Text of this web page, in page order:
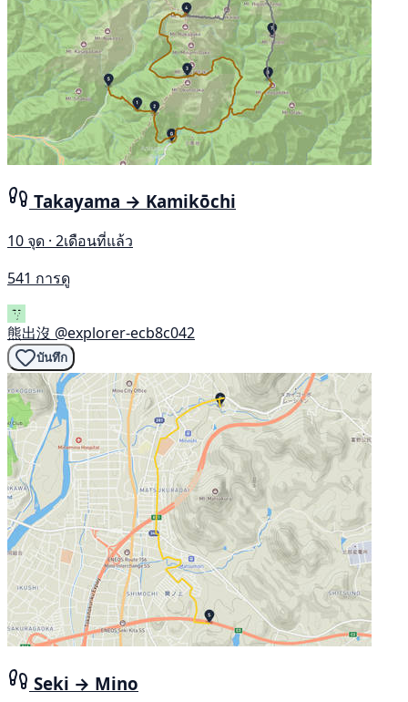
Takayama → Kamikōchi
10 จุด · 2เดือนที่แล้ว
541 การดู
熊出沒 @explorer-ecb8c042
บันทึก
Seki → Mino